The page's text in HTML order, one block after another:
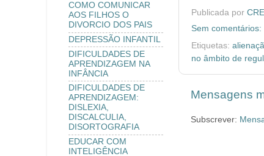
Publicada por
Sem comentários:
Etiquetas:
no âmbito de
Mensagens
Subscrever:
COMO COMUNICAR
AOS FILHOS O
DIVORCIO DOS PAIS
DEPRESSÃO INFANTIL
DIFICULDADES DE
APRENDIZAGEM NA
INFÂNCIA
DIFICULDADES DE
APRENDIZAGEM:
DISLEXIA,
DISCALCULIA,
DISORTOGRAFIA
EDUCAR COM
INTELIGÊNCIA